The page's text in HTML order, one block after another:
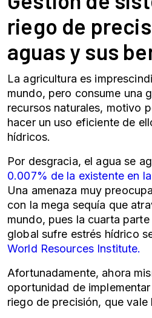
riego de
aguas y sus
La agricultura es
mundo, pero consume una
recursos naturales, motivo
hacer un uso eficiente de
hídricos.
Por desgracia, el agua se
0.007% de la existente en
Una amenaza muy
con la mega sequía que
mundo, pues la cuarta
global sufre estrés hídrico
World Resources Institute.
Afortunadamente, ahora
oportunidad de
riego de precisión, que vale